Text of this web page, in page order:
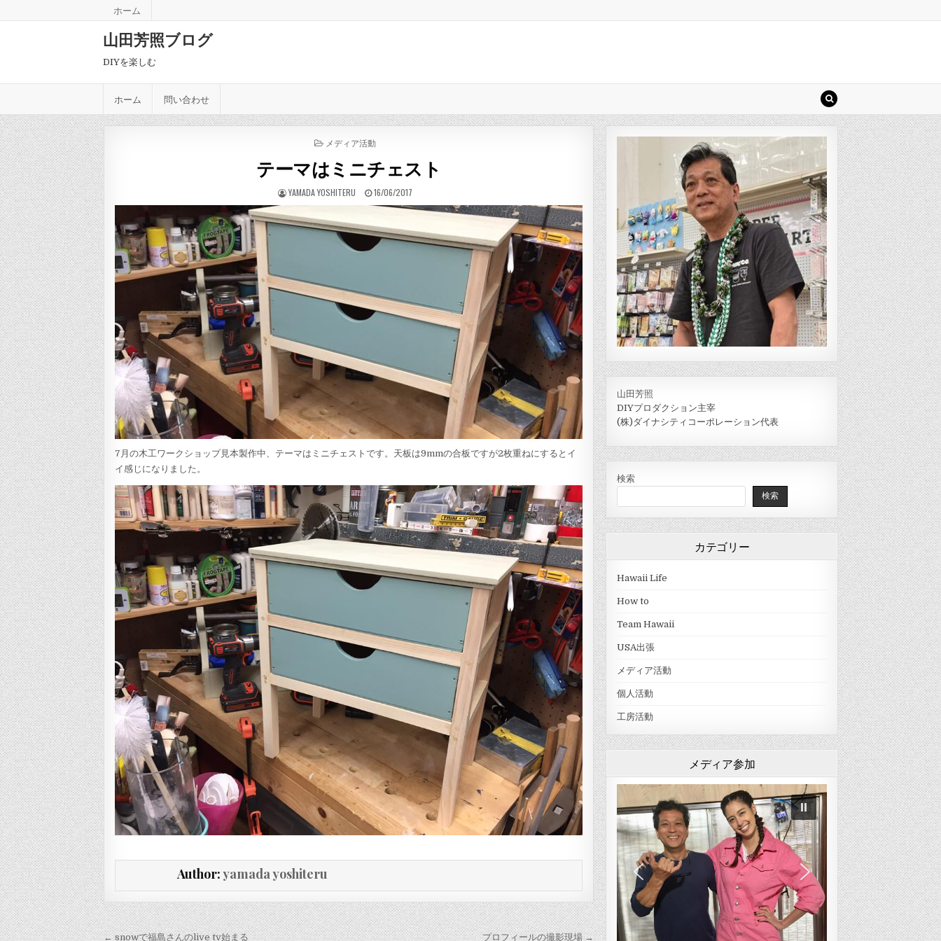
ホーム
山田芳照ブログ
DIYを楽しむ
ホーム 問い合わせ
POSTED IN
メディア活動
テーマはミニチェスト
AUTHOR:
YAMADA YOSHITERU PUBLISHED DATE:
16/06/2017
7月の木工ワークショップ見本製作中、テーマはミニチェストです。天板は9mmの合板ですが2枚重ねにするとイ
イ感じになりました。
Author:yamada yoshiteru
← snowで福島さんのlive tv始まる プロフィールの撮影現場 →
山田芳照
DIYプロダクション主宰
(株)ダイナシティコーポレーション代表
検索
検索
カテゴリー
Hawaii Life
How to
Team Hawaii
USA出張
メディア活動
個人活動
工房活動
メディア参加